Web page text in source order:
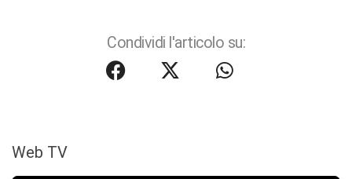
Condividi l'articolo su:
Web TV